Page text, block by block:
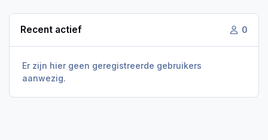
Recent actief 0
Er zijn hier geen geregistreerde gebruikers
aanwezig.